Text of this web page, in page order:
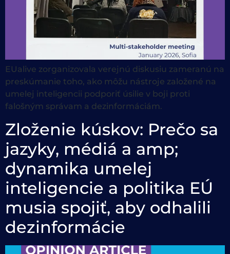
EUalive zorganizovala verejnú diskusiu zameranú na
preskúmanie toho, ako môžu nástroje založené na
umelej inteligencii podporiť úsilie v boji proti
falošným správam a dezinformáciám.
Zloženie kúskov: Prečo sa
jazyky, médiá a amp;
dynamika umelej
inteligencie a politika EÚ
musia spojiť, aby odhalili
dezinformácie